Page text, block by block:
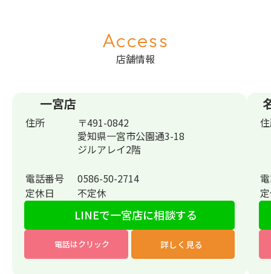
Access
店舗情報
一宮店
住所
〒491-0842
愛知県一宮市公園通3-18
ジルアレイ2階
電話番号
0586-50-2714
定休日
不定休
LINEで一宮店に相談する
電話はクリック 詳しく見る